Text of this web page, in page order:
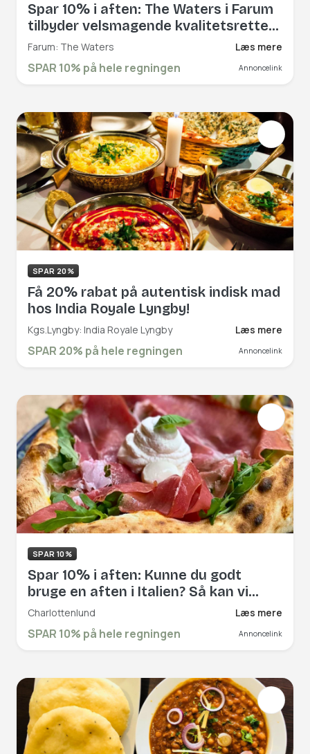
Spar 10% i aften: The Waters i Farum
tilbyder velsmagende kvalitetsretter
og en formidabel servie i flotte
rammer. Book hér og få rabat på hele
regningen!
Farum: The Waters Læs mere
SPAR 10% på hele regningen Annoncelink
SPAR 20%
Få 20% rabat på autentisk indisk mad
hos India Royale Lyngby!
Kgs.Lyngby: India Royale Lyngby Læs mere
SPAR 20% på hele regningen Annoncelink
SPAR 10%
Spar 10% i aften: Kunne du godt
bruge en aften i Italien? Så kan vi
anbefale et besøg hos Terra Mia i
Charlottenlund, der forkæler dine
smagsløg med italienske retter af høj
regningen!
Charlottenlund Læs mere
SPAR 10% på hele regningen Annoncelink